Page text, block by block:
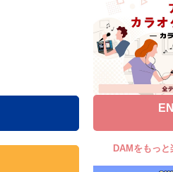
よくあるご
DAMの新曲・ラ
カラオケ最新情
DAMをもっと